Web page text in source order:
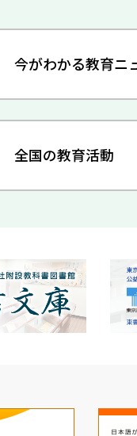
今がわかる教育ニ
全国の教育活動